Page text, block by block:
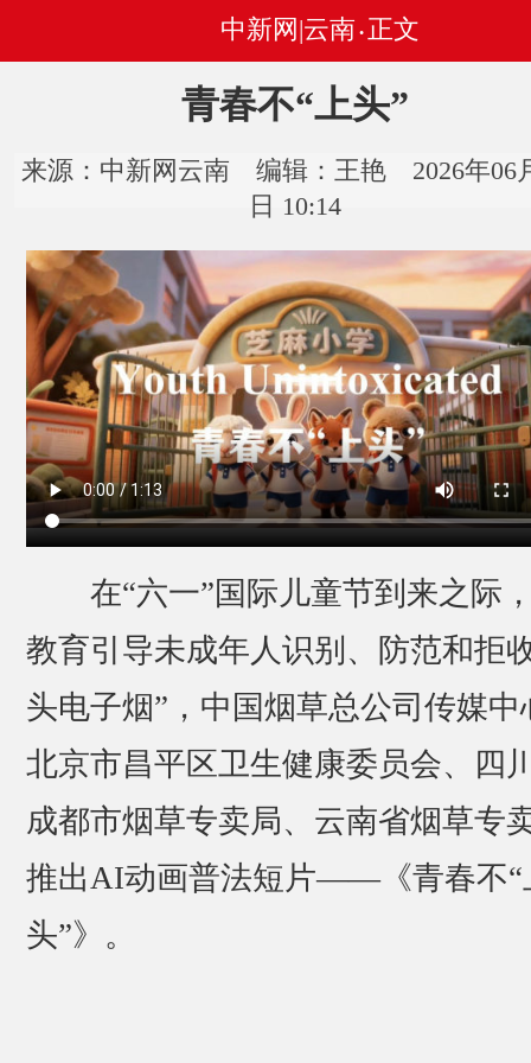
中新网|云南 • 正文
青春不“上头”
来源：中新网云南 编辑：王艳 2026年06
日 10:14
在“六一”国际儿童节到来之际
教育引导未成年人识别、防范和拒
头电子烟”，中国烟草总公司传媒中
北京市昌平区卫生健康委员会、四
成都市烟草专卖局、云南省烟草专
推出AI动画普法短片——《青春不“
头”》。